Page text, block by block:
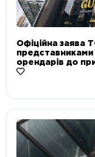
Офіційна заява
орендарів до